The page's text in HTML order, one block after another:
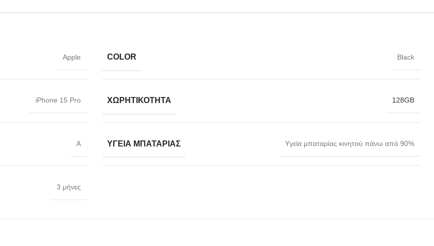
Apple COLOR Black
iPhone 15 Pro ΧΩΡΗΤΙΚΌΤΗΤΑ 128GB
A ΥΓΕΊΑ ΜΠΑΤΑΡΙΑΣ Yγεία μπαταρίας κινητού πάνω από 90%
3 μήνες